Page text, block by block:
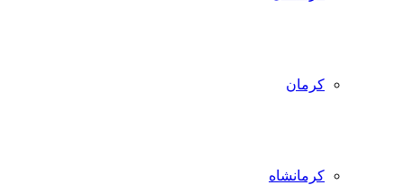
کرمان
کرمانشاه